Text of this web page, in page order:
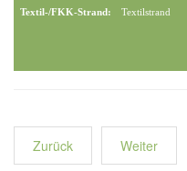
Textil-/FKK-Strand: Textilstrand
Zurück Weiter